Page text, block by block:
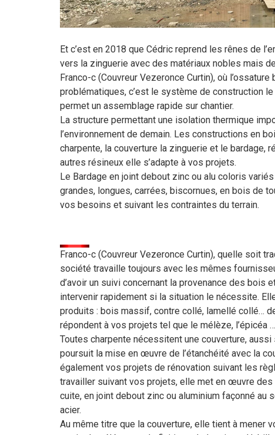
Et c’est en 2018 que Cédric reprend les rênes de
vers la zinguerie avec des matériaux nobles mais
Franco-c (Couvreur Vezeronce Curtin), où
problématiques, c’est le système de construction
permet un assemblage rapide sur chantier.
La structure permettant une isolation thermique
l’environnement de demain. Les constructions en
charpente, la couverture la zinguerie et le bardage,
autres résineux elle s’adapte à vos projets.
Le Bardage en joint debout zinc ou alu coloris
grandes, longues, carrées, biscornues, en bois de
vos besoins et suivant les contraintes du terrain.
Franco-c (Couvreur Vezeronce Curtin), quelle soit
société travaille toujours avec les mêmes
d’avoir un suivi concernant la provenance des bois
intervenir rapidement si la situation le nécessite.
produits : bois massif, contre collé, lamellé collé…
répondent à vos projets tel que le mélèze, l’épicéa
Toutes charpente nécessitent une couverture,
poursuit la mise en œuvre de l’étanchéité avec la
également vos projets de rénovation suivant les
travailler suivant vos projets, elle met en œuvre
cuite, en joint debout zinc ou aluminium façonné au
acier.
Au même titre que la couverture, elle tient à mener